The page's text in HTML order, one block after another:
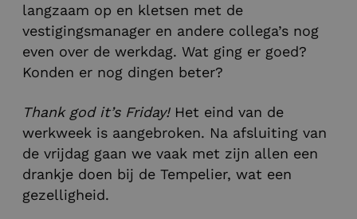
langzaam op en kletsen met de
vestigingsmanager en andere collega’s nog
even over de werkdag. Wat ging er goed?
Konden er nog dingen beter?
Thank god it’s Friday! Het eind van de
werkweek is aangebroken. Na afsluiting van
de vrijdag gaan we vaak met zijn allen een
drankje doen bij de Tempelier, wat een
gezelligheid.